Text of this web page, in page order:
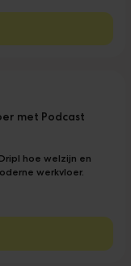
met Podcast
hoe welzijn en
werkvloer.